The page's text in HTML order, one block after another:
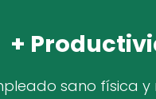
+
sano física